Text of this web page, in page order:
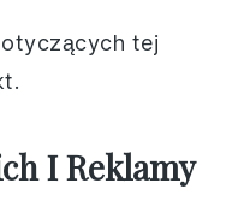
tej
I Reklamy